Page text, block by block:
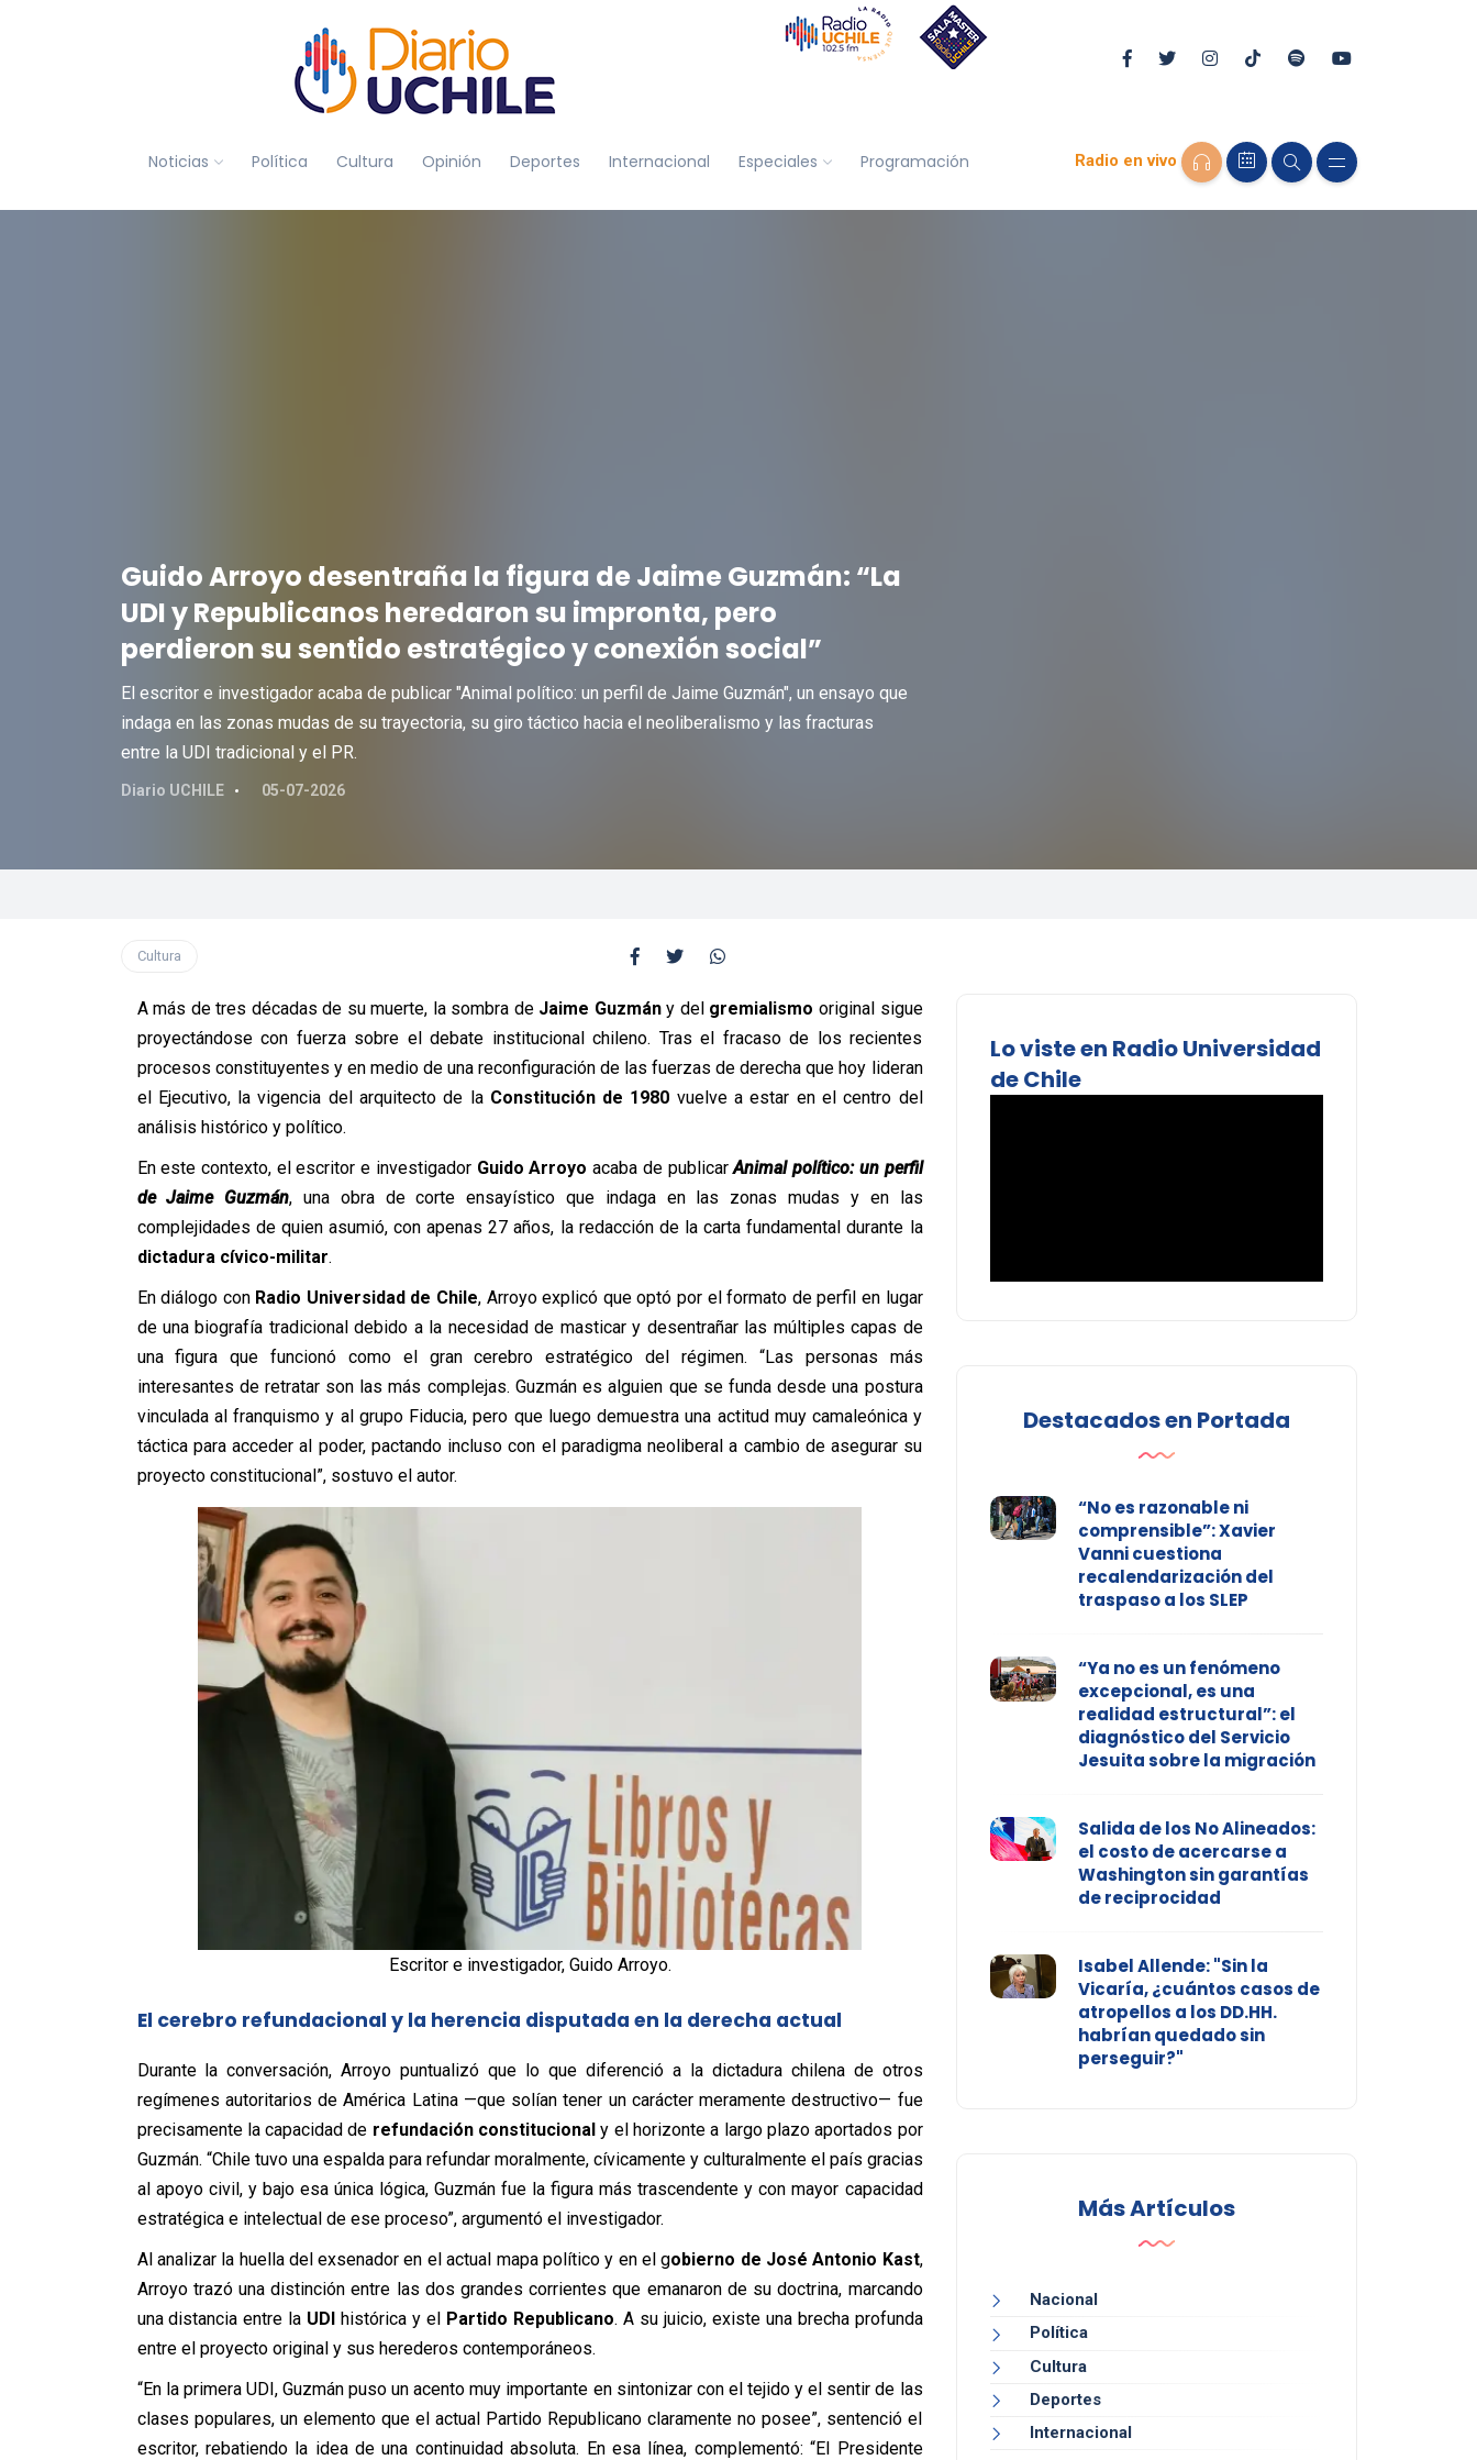
Noticias Política Cultura Opinión Deportes Internacional Especiales Programación Radio en vivo
Guido Arroyo desentraña la figura de Jaime Guzmán: “La
UDI y Republicanos heredaron su impronta, pero
perdieron su sentido estratégico y conexión social”
El escritor e investigador acaba de publicar "Animal político: un perfil de Jaime Guzmán", un ensayo que
indaga en las zonas mudas de su trayectoria, su giro táctico hacia el neoliberalismo y las fracturas
entre la UDI tradicional y el PR.
Diario UCHILE 05-07-2026
Cultura
A más de tres décadas de su muerte, la sombra de Jaime Guzmány del gremialismo original sigue
proyectándose con fuerza sobre el debate institucional chileno. Tras el fracaso de los recientes
procesos constituyentes y en medio de una reconfiguración de las fuerzas de derecha que hoy lideran
el Ejecutivo, la vigencia del arquitecto de la Constitución de 1980 vuelve a estar en el centro del
análisis histórico y político.
En este contexto, el escritor e investigador Guido Arroyo acaba de publicarAnimal político: un perfil
de Jaime Guzmán, una obra de corte ensayístico que indaga en las zonas mudas y en las
complejidades de quien asumió, con apenas 27 años, la redacción de la carta fundamental durante la
dictadura cívico-militar.
En diálogo con Radio Universidad de Chile, Arroyo explicó que optó por el formato de perfil en lugar
de una biografía tradicional debido a la necesidad de masticar y desentrañar las múltiples capas de
una figura que funcionó como el gran cerebro estratégico del régimen. “Las personas más
interesantes de retratar son las más complejas. Guzmán es alguien que se funda desde una postura
vinculada al franquismo y al grupo Fiducia, pero que luego demuestra una actitud muy camaleónica y
táctica para acceder al poder, pactando incluso con el paradigma neoliberal a cambio de asegurar su
proyecto constitucional”, sostuvo el autor.
Escritor e investigador, Guido Arroyo.
El cerebro refundacional y la herencia disputada en la derecha actual
Durante la conversación, Arroyo puntualizó que lo que diferenció a la dictadura chilena de otros
regímenes autoritarios de América Latina —que solían tener un carácter meramente destructivo— fue
precisamente la capacidad de refundación constitucional y el horizonte a largo plazo aportados por
Guzmán. “Chile tuvo una espalda para refundar moralmente, cívicamente y culturalmente el país gracias
al apoyo civil, y bajo esa única lógica, Guzmán fue la figura más trascendente y con mayor capacidad
estratégica e intelectual de ese proceso”, argumentó el investigador.
Al analizar la huella del exsenador en el actual mapa político y en el gobierno de José Antonio Kast,
Arroyo trazó una distinción entre las dos grandes corrientes que emanaron de su doctrina, marcando
una distancia entre la UDI histórica y el Partido Republicano. A su juicio, existe una brecha profunda
entre el proyecto original y sus herederos contemporáneos.
“En la primera UDI, Guzmán puso un acento muy importante en sintonizar con el tejido y el sentir de las
clases populares, un elemento que el actual Partido Republicano claramente no posee”, sentenció el
escritor, rebatiendo la idea de una continuidad absoluta. En esa línea, complementó: “El Presidente
Lo viste en Radio Universidad
de Chile
Destacados en Portada
“No es razonable ni
comprensible”: Xavier
Vanni cuestiona
recalendarización del
traspaso a los SLEP
“Ya no es un fenómeno
excepcional, es una
realidad estructural”: el
diagnóstico del Servicio
Jesuita sobre la migración
Salida de los No Alineados:
el costo de acercarse a
Washington sin garantías
de reciprocidad
Isabel Allende: "Sin la
Vicaría, ¿cuántos casos de
atropellos a los DD.HH.
habrían quedado sin
perseguir?"
Más Artículos
Nacional
Política
Cultura
Deportes
Internacional